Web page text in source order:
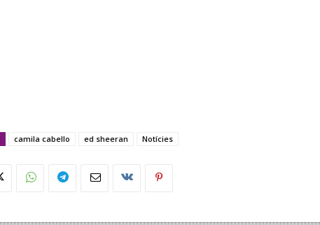
camila cabello ed sheeran Notícies